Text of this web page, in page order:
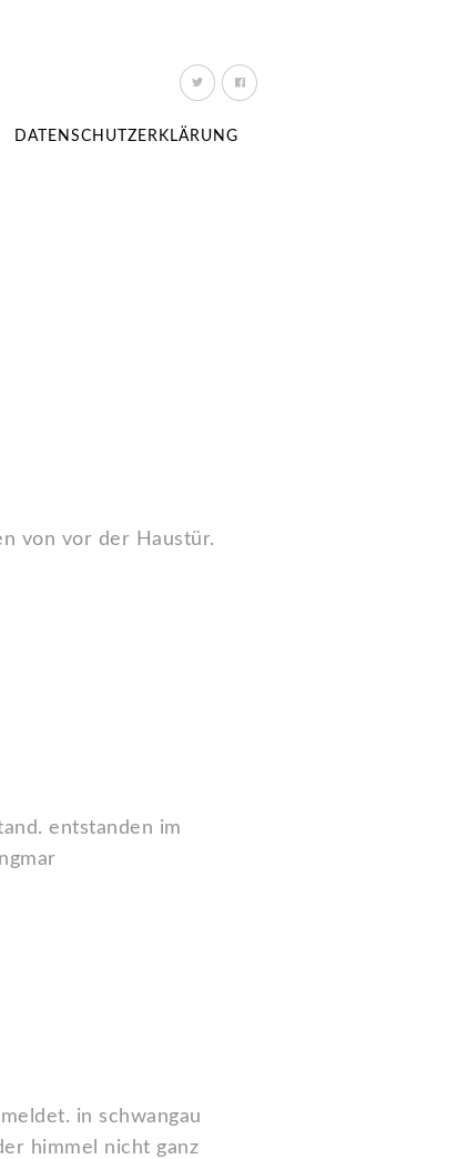
DATENSCHUTZERKLÄRUNG
von vor der Haustür.
entstanden im
in schwangau
himmel nicht ganz